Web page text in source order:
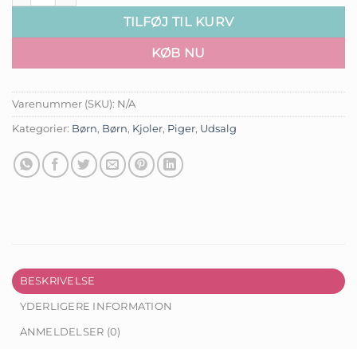
TILFØJ TIL KURV
KØB NU
Varenummer (SKU): N/A
Kategorier: Børn, Børn, Kjoler, Piger, Udsalg
BESKRIVELSE
YDERLIGERE INFORMATION
ANMELDELSER (0)